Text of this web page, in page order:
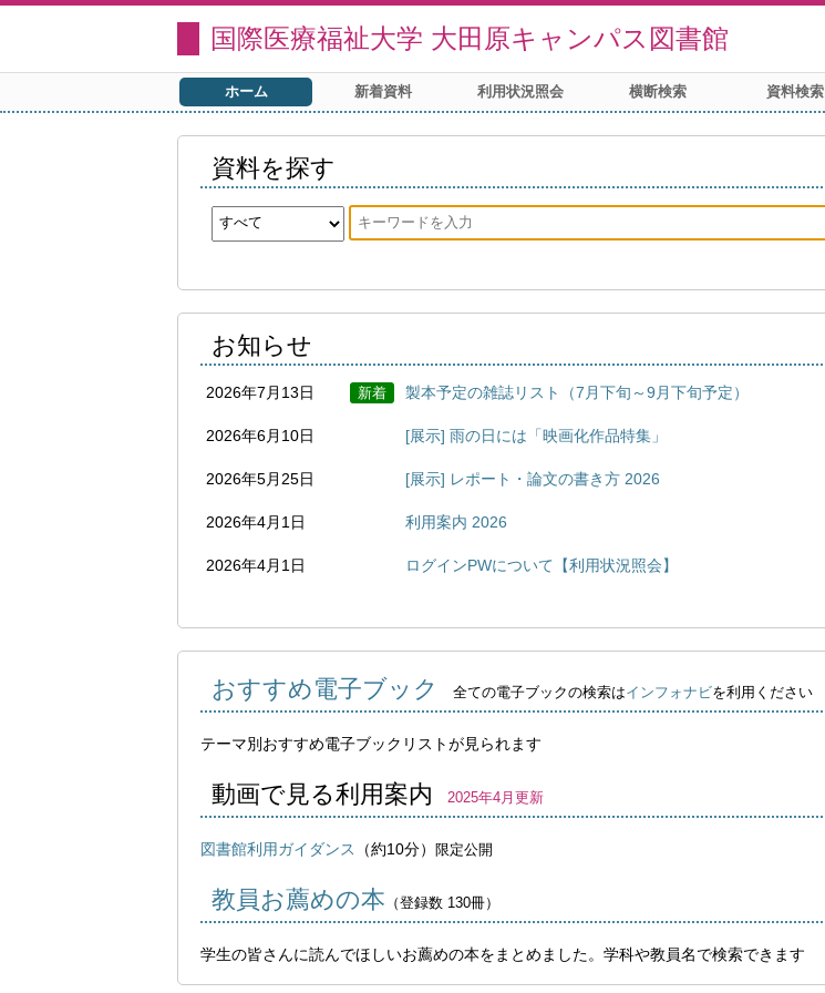
国際医療福祉大学 大田原キャンパス図書館
ホーム 新着資料 利用状況照会 横断検索 資料検索
資料を探す
お知らせ
2026年7月13日 新着 製本予定の雑誌リスト（7月下旬～9月下旬予定）
2026年6月10日 [展示] 雨の日には「映画化作品特集」
2026年5月25日 [展示] レポート・論文の書き方 2026
2026年4月1日 利用案内 2026
2026年4月1日 ログインPWについて【利用状況照会】
おすすめ電子ブック 全ての電子ブックの検索はインフォナビを利用ください
テーマ別おすすめ電子ブックリストが見られます
動画で見る利用案内 2025年4月更新
図書館利用ガイダンス （約10分） 限定公開
教員お薦めの本 （登録数 130冊）
学生の皆さんに読んでほしいお薦めの本をまとめました。学科や教員名で検索できます